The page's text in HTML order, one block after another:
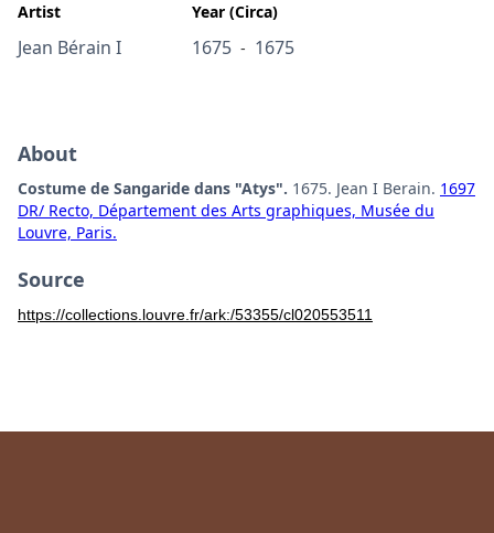
Artist
Jean Bérain I
Year (Circa)
1675 - 1675
About
Costume de Sangaride dans "Atys". 1675. Jean I Berain. 1697
DR/ Recto, Département des Arts graphiques, Musée du
Louvre, Paris.
Source
https://collections.louvre.fr/ark:/53355/cl020553511